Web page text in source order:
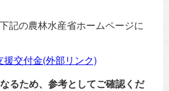
記の農林水産省ホームページに
交付金(外部リンク)
るため、参考としてご確認くだ